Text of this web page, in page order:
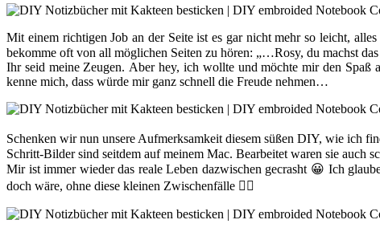
Mit einem richtigen Job an der Seite ist es gar nicht mehr so leicht,
bekomme oft von all möglichen Seiten zu hören: „…Rosy, du machst
Ihr seid meine Zeugen. Aber hey, ich wollte und möchte mir den
kenne mich, dass würde mir ganz schnell die Freude nehmen…
Schenken wir nun unsere Aufmerksamkeit diesem süßen DIY, wie ich
Schritt-Bilder sind seitdem auf meinem Mac. Bearbeitet waren sie auch
Mir ist immer wieder das reale Leben dazwischen gecrasht 😀 Ich
doch wäre, ohne diese kleinen Zwischenfälle 🤷‍♀️